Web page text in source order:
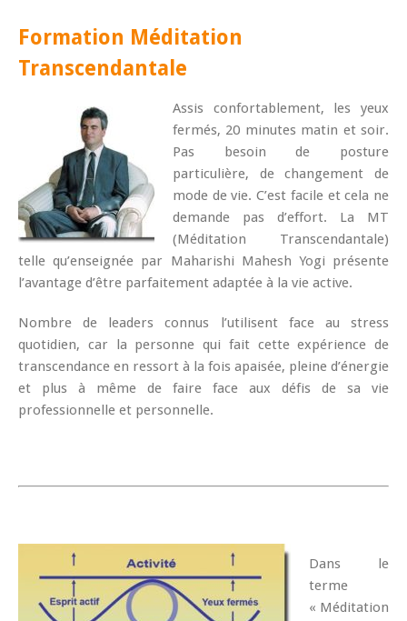
Formation Méditation
Transcendantale
Assis confortablement, les yeux
fermés, 20 minutes matin et soir.
Pas besoin de posture
particulière, de changement de
mode de vie. C’est facile et cela ne
demande pas d’effort. La MT
(Méditation Transcendantale)
telle qu’enseignée par Maharishi Mahesh Yogi présente
l’avantage d’être parfaitement adaptée à la vie active.
Nombre de leaders connus l’utilisent face au stress
quotidien, car la personne qui fait cette expérience de
transcendance en ressort à la fois apaisée, pleine d’énergie
et plus à même de faire face aux défis de sa vie
professionnelle et personnelle.
Dans le
terme
« Méditation